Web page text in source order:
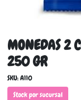
MONEDAS 2
250 GR
SKU: A110
Stock por sucursal